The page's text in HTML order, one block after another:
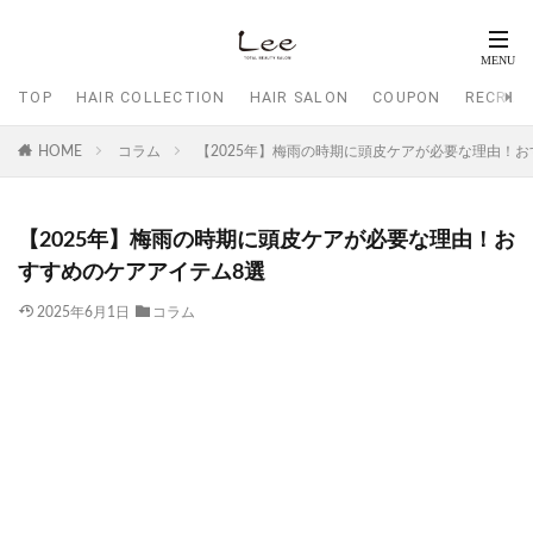
TOP HAIR COLLECTION HAIR SALON COUPON
HOME コラム 【2025年】梅雨の時期に頭皮ケアが必要な理由！
【2025年】梅雨の時期に頭皮ケアが必要な理由！お
すすめのケアアイテム8選
2025年6月1日 コラム